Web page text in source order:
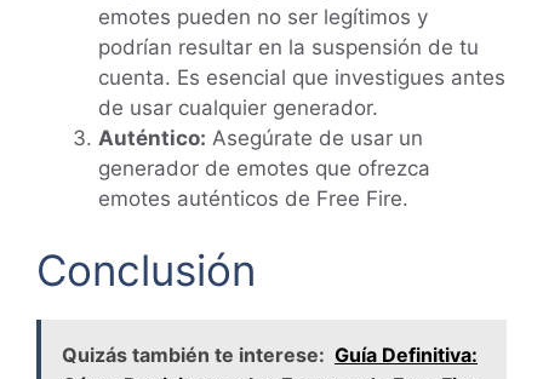
emotes pueden no ser legítimos y
podrían resultar en la suspensión de tu
cuenta. Es esencial que investigues antes
de usar cualquier generador.
Auténtico: Asegúrate de usar un
generador de emotes que ofrezca
emotes auténticos de Free Fire.
Conclusión
Quizás también te interese: Guía Definitiva: